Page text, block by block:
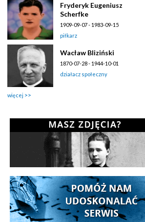
Fryderyk Eugeniusz
Scherfke
1909-09-07 - 1983-09-15
piłkarz
Wacław Bliziński
1870-07-28 - 1944-10-01
działacz społeczny
więcej